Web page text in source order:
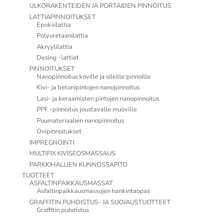
ULKORAKENTEIDEN JA PORTAIDEN PINNOITUS
LATTIAPINNOITUKSET
Epoksilattia
Polyuretaanilattia
Akryylilattia
Desing -lattiat
PINNOITUKSET
Nanopinnoitus koville ja sileille pinnoille
Kivi- ja betonipintojen nanopinnoitus
Lasi- ja keraamisten pintojen nanopinnoitus
PPF -pinnoitus joustavalle muoville
Puumateriaalien nanopinnoitus
Ovipinnoitukset
IMPREGNOINTI
MULTIFIX KIVISEOSMASSAUS
PARKKIHALLIEN KUNNOSSAPITO
TUOTTEET
ASFALTINPAIKKAUSMASSAT
Asfaltinpaikkausmassojen hankintaopas
GRAFFITIN PUHDISTUS- JA SUOJAUSTUOTTEET
Graffitin puhdistus